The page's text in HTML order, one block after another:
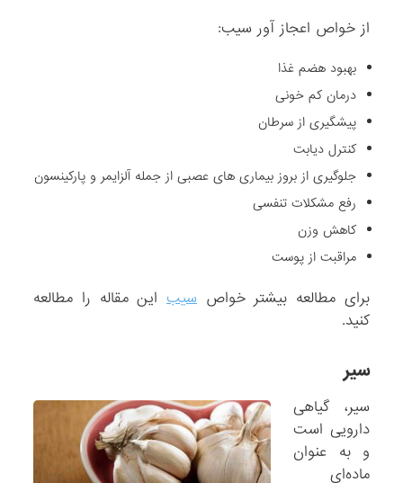
از خواص اعجاز آور سیب:
بهبود هضم غذا
درمان کم خونی
پیشگیری از سرطان
کنترل دیابت
جلوگیری از بروز بیماری های عصبی از جمله آلزایمر و پارکینسون
رفع مشکلات تنفسی
کاهش وزن
مراقبت از پوست
برای مطالعه بیشتر خواص سیباین مقاله را مطالعه
کنید.
سیر
سیر، گیاهی
دارویی است
و به عنوان
ماده‌ای